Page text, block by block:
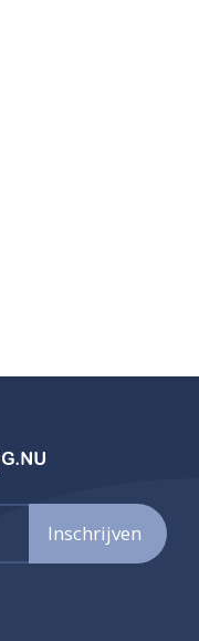
Inschrijven